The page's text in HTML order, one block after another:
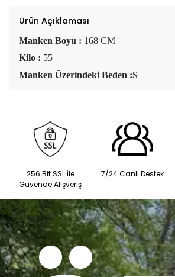
Ürün Açıklaması
Manken Boyu : 168 CM
Kilo : 55
Manken Üzerindeki Beden :S
256 Bit SSL İle
Güvende Alışveriş
7/24 Canlı Destek